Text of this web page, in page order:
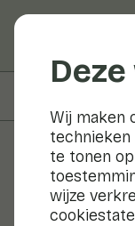
Wij maken
te tonen
wijze